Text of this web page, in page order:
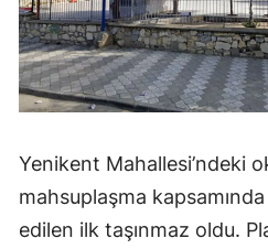
Yenikent Mahallesi’ndeki
mahsuplaşma
edilen ilk taşınmaz oldu.